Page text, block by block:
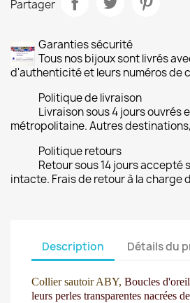
Partager
Garanties sécurité
Tous nos bijoux sont livrés
d'authenticité et leurs numéros de
Politique de livraison
Livraison sous 4 jours ouvrés
métropolitaine. Autres
Politique retours
Retour sous 14 jours accepté
intacte. Frais de retour à la charge
Description Détails du
Collier sautoir ABY, Boucles
leurs perles transparentes nacrées